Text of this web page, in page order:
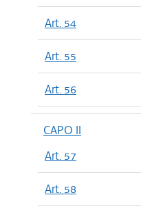
Art. 54
Art. 55
Art. 56
CAPO II
Art. 57
Art. 58